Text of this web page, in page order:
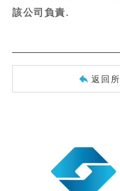
該公司負責.
返回